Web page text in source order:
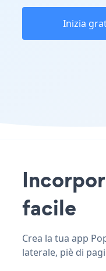
Inizia
facile
Crea la tua app
laterale, piè di